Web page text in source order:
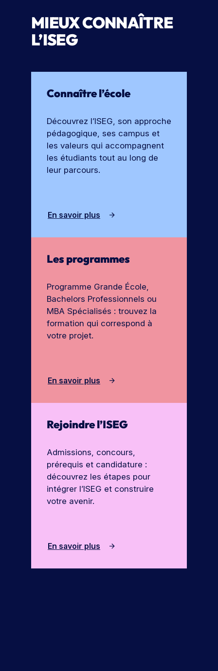
r
t
e
MIEUX CONNAÎTRE
L’ISEG
Connaître l’école
Découvrez l’ISEG, son approche
pédagogique, ses campus et
les valeurs qui accompagnent
les étudiants tout au long de
leur parcours.
En savoir plus
Les programmes
Programme Grande École,
Bachelors Professionnels ou
MBA Spécialisés : trouvez la
formation qui correspond à
votre projet.
En savoir plus
Rejoindre l’ISEG
Admissions, concours,
prérequis et candidature :
découvrez les étapes pour
intégrer l’ISEG et construire
votre avenir.
En savoir plus